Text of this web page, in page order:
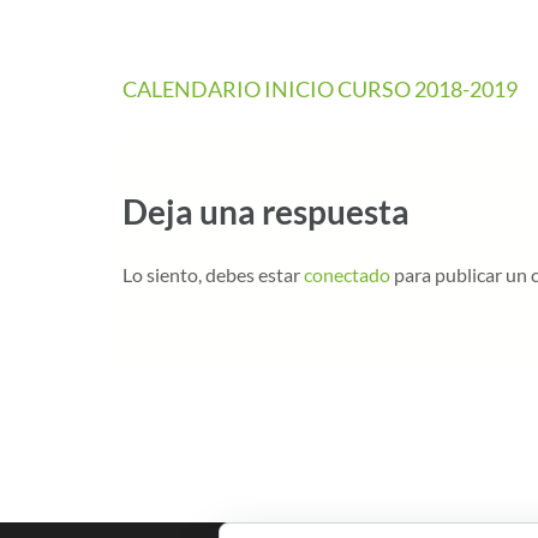
CALENDARIO INICIO CURSO 2018-2019
Deja una respuesta
Lo siento, debes estarconectado para publicar un